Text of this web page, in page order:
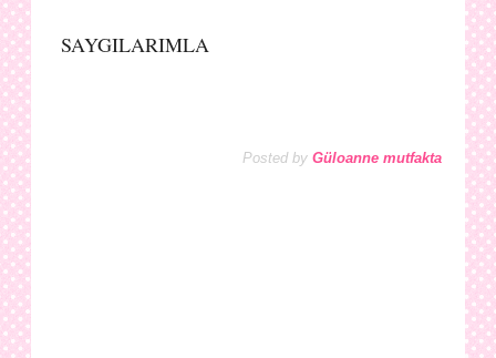
SAYGILARIMLA
Posted by Güloanne mutfakta